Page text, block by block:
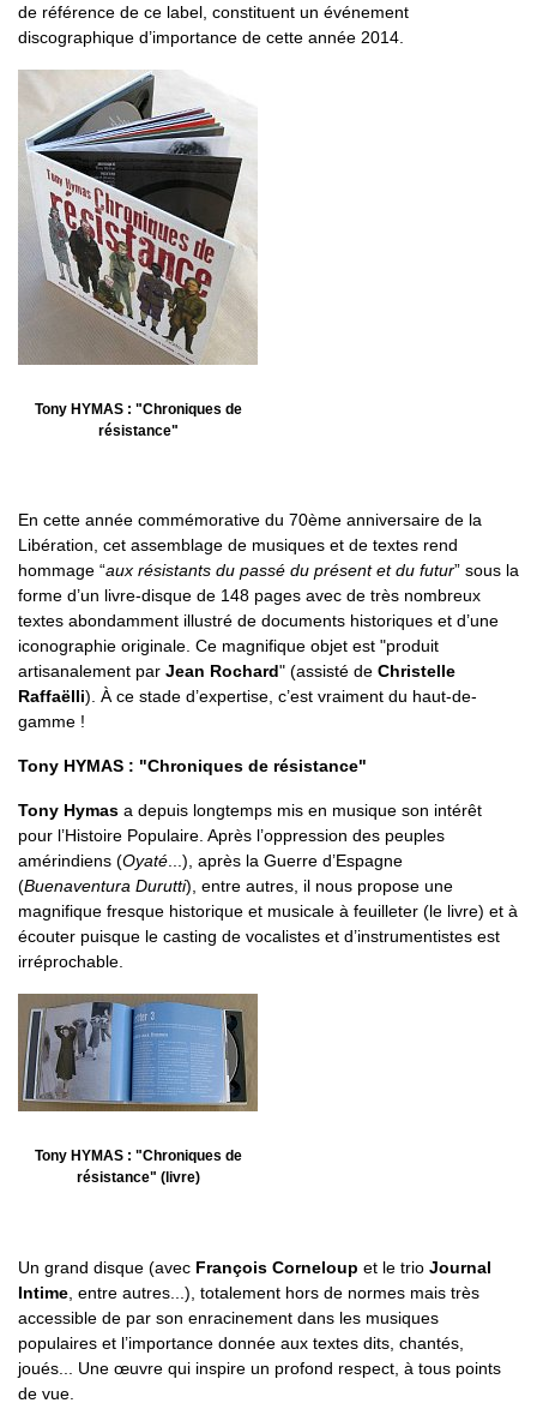
de référence de ce label, constituent un événement
discographique d’importance de cette année 2014.
Tony HYMAS : "Chroniques de
résistance"
En cette année commémorative du 70ème anniversaire de la
Libération, cet assemblage de musiques et de textes rend
hommage “aux résistants du passé du présent et du futur” sous la
forme d’un livre-disque de 148 pages avec de très nombreux
textes abondamment illustré de documents historiques et d’une
iconographie originale. Ce magnifique objet est "produit
artisanalement par Jean Rochard" (assisté de Christelle
Raffaëlli). À ce stade d’expertise, c’est vraiment du haut-de-
gamme !
Tony HYMAS : "Chroniques de résistance"
Tony Hymas a depuis longtemps mis en musique son intérêt
pour l’Histoire Populaire. Après l’oppression des peuples
amérindiens (Oyaté...), après la Guerre d’Espagne
(Buenaventura Durutti), entre autres, il nous propose une
magnifique fresque historique et musicale à feuilleter (le livre) et à
écouter puisque le casting de vocalistes et d’instrumentistes est
irréprochable.
Tony HYMAS : "Chroniques de
résistance" (livre)
Un grand disque (avec François Corneloup et le trio Journal
Intime, entre autres...), totalement hors de normes mais très
accessible de par son enracinement dans les musiques
populaires et l’importance donnée aux textes dits, chantés,
joués... Une œuvre qui inspire un profond respect, à tous points
de vue.